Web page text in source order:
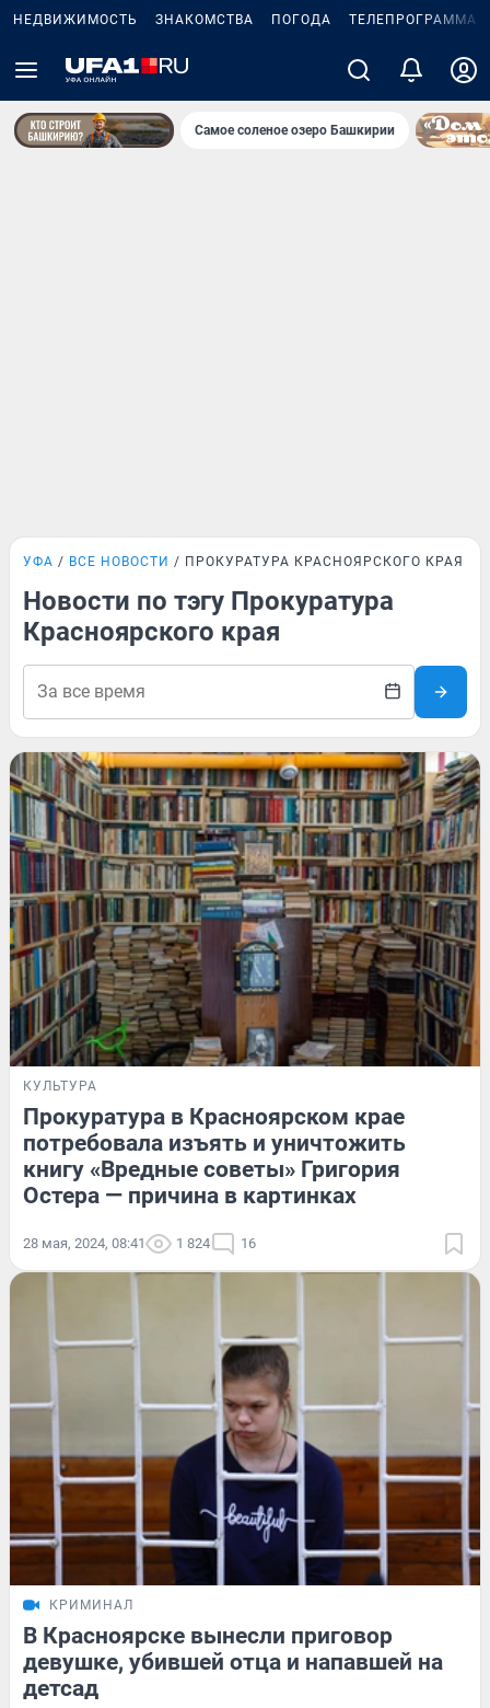
НЕДВИЖИМОСТЬ ЗНАКОМСТВА ПОГОДА ТЕЛЕПРОГРАММА
Самое соленое озеро Башкирии
УФА ВСЕ НОВОСТИ ПРОКУРАТУРА КРАСНОЯРСКОГО КРАЯ
Новости по тэгу Прокуратура
Красноярского края
КУЛЬТУРА
Прокуратура в Красноярском крае
потребовала изъять и уничтожить
книгу «Вредные советы» Григория
Остера — причина в картинках
28 мая, 2024, 08:41 1 824 16
КРИМИНАЛ
В Красноярске вынесли приговор
девушке, убившей отца и напавшей на
детсад